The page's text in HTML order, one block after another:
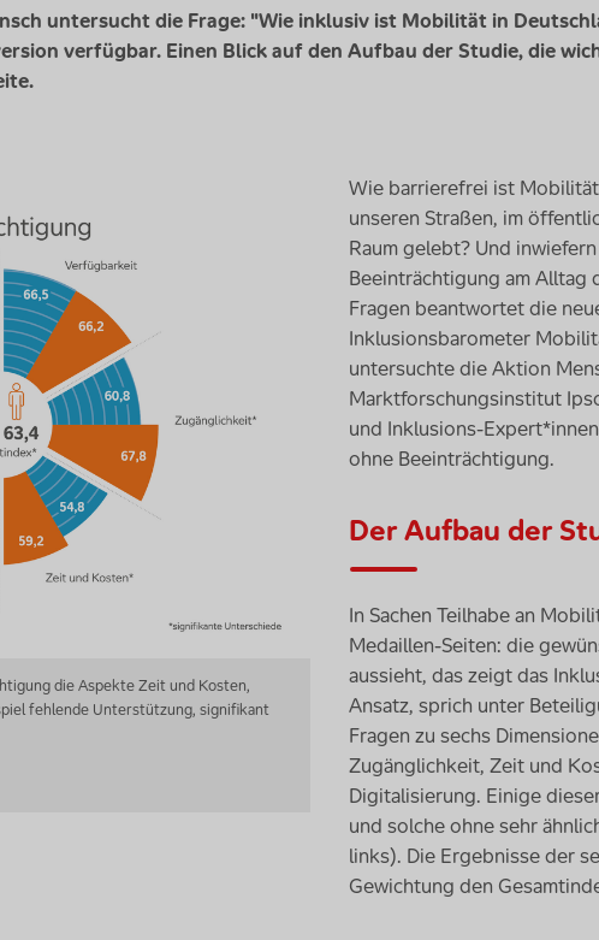
untersucht die Frage: "Wie inklusiv ist Mobilität in
verfügbar. Einen Blick auf den Aufbau der Studie, die
die Aspekte Zeit und Kosten,
fehlende Unterstützung, signifikant
Wie barrierefrei ist
unseren Straßen, im
Raum gelebt? Und
Beeinträchtigung am Alltag
Fragen beantwortet die
Inklusionsbarometer
untersuchte die Aktion
Marktforschungsinstitut
und Inklusions-
ohne Beeinträchtigung.
Der Aufbau der
In Sachen Teilhabe an
Medaillen-Seiten: die
aussieht, das zeigt das
Ansatz, sprich unter
Fragen zu sechs
Zugänglichkeit, Zeit und
Digitalisierung. Einige
und solche ohne sehr
links). Die Ergebnisse der
Gewichtung den